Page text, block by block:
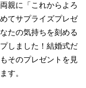
親に「これからよろ
てサプライズプレゼ
たの気持ちを刻める
しました！結婚式だ
そのプレゼントを見
す。